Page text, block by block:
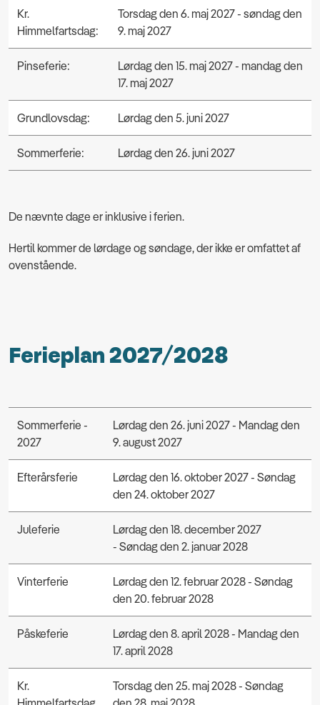
Kr.
Himmelfartsdag:
Torsdag den 6. maj 2027 - søndag den
9. maj 2027
Pinseferie:
Lørdag den 15. maj 2027 - mandag den
17. maj 2027
Grundlovsdag: Lørdag den 5. juni 2027
Sommerferie: Lørdag den 26. juni 2027
De nævnte dage er inklusive i ferien.
Hertil kommer de lørdage og søndage, der ikke er omfattet af
ovenstående.
Ferieplan 2027/2028
Sommerferie -
2027
Lørdag den 26. juni 2027 - Mandag den
9. august 2027
Efterårsferie
Lørdag den 16. oktober 2027 - Søndag
den 24. oktober 2027
Juleferie
Lørdag den 18. december 2027
- Søndag den 2. januar 2028
Vinterferie
Lørdag den 12. februar 2028 - Søndag
den 20. februar 2028
Påskeferie
Lørdag den 8. april 2028 - Mandag den
17. april 2028
Kr.
Torsdag den 25. maj 2028 - Søndag